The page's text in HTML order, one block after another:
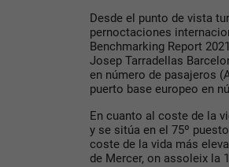
Desde el punto de vista
pernoctaciones
Benchmarking Report
Josep Tarradellas
en número de pasajeros
puerto base europeo en
En cuanto al coste de la
y se sitúa en el 75º
coste de la vida más
de Mercer, on assoleix la